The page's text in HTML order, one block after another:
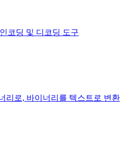
코딩 및 디코딩 도구
리로, 바이너리를 텍스트로 변환